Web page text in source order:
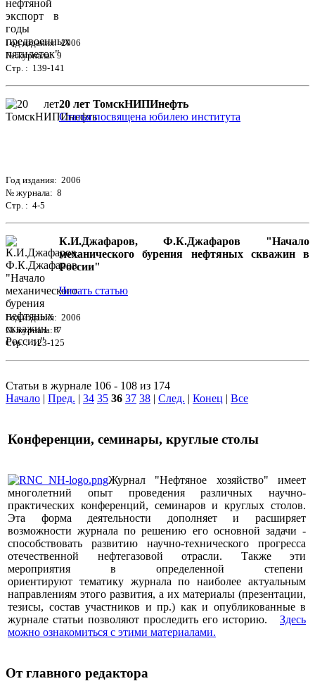
Год издания: 2006
№ журнала: 9
Стр. : 139-141
20 лет ТомскНИПИнефть
Статья посвящена юбилею института
Год издания: 2006
№ журнала: 8
Стр. : 4-5
К.И.Джафаров, Ф.К.Джафаров "Начало
механического бурения нефтяных скважин в
России"
Читать статью
Год издания: 2006
№ журнала: 7
Стр. : 123-125
Статьи в журнале 106 - 108 из 174
Начало | Пред. | 34 35 36 37 38 | След. | Конец | Все
Конференции, семинары, круглые столы
Журнал "Нефтяное хозяйство" имеет
многолетний опыт проведения различных научно-
практических конференций, семинаров и круглых столов.
Эта форма деятельности дополняет и расширяет
возможности журнала по решению его основной задачи -
способствовать развитию научно-технического прогресса
отечественной нефтегазовой отрасли. Также эти
мероприятия в определенной степени
ориентируют тематику журнала по наиболее актуальным
направлениям этого развития, а их материалы (презентации,
тезисы, состав участников и пр.) как и опубликованные в
журнале статьи позволяют проследить его историю. Здесь
можно ознакомиться с этими материалами.
От главного редактора